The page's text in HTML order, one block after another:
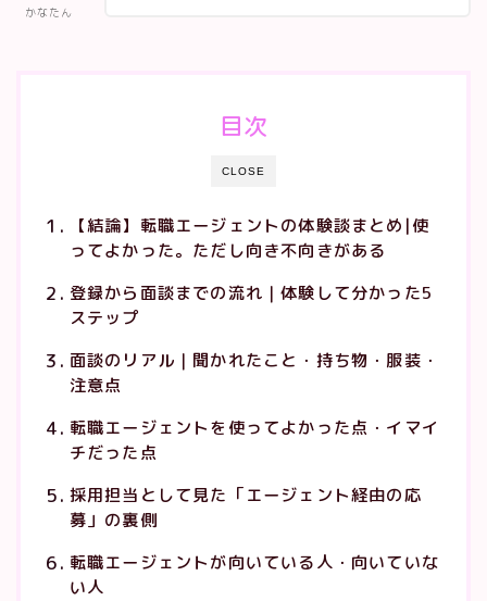
かなたん
CLOSE
目次
【結論】転職エージェントの体験談まとめ|使
ってよかった。ただし向き不向きがある
登録から面談までの流れ｜体験して分かった5
ステップ
面談のリアル｜聞かれたこと・持ち物・服装・
注意点
転職エージェントを使ってよかった点・イマイ
チだった点
採用担当として見た「エージェント経由の応
募」の裏側
転職エージェントが向いている人・向いていな
い人